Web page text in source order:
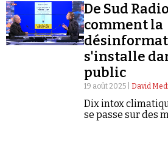
Vidéos
Émissions
Revues de
De Sud
comment la
s'installe
public
19 août 2025 | David
Dix intox
se passe sur des